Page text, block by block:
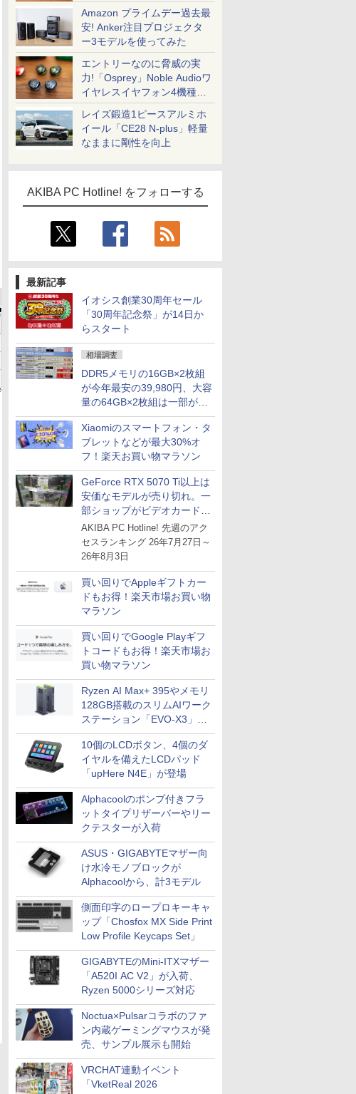
Amazon プライムデー過去最
安! Anker注目プロジェクタ
ー3モデルを使ってみた
エントリーなのに脅威の実
力!「Osprey」Noble Audioワ
イヤレスイヤフォン4機種を
一気に聴く
レイズ鍛造1ピースアルミホ
イール「CE28 N-plus」軽量
なままに剛性を向上
AKIBA PC Hotline! をフォローする
最新記事
イオシス創業30周年セール
「30周年記念祭」が14日か
らスタート
相場調査
DDR5メモリの16GB×2枚組
が今年最安の39,980円、大容
量の64GB×2枚組は一部が続
騰 [8月前半のメモリ価格]
Xiaomiのスマートフォン・タ
ブレットなどが最大30%オ
フ！楽天お買い物マラソン
GeForce RTX 5070 Ti以上は
安価なモデルが売り切れ。一
部ショップがビデオカードの
購入制限を実施したニュース
が注目を集める
AKIBA PC Hotline! 先週のアク
セスランキング 26年7月27日～
26年8月3日
買い回りでAppleギフトカー
ドもお得！楽天市場お買い物
マラソン
買い回りでGoogle Playギフ
トコードもお得！楽天市場お
買い物マラソン
Ryzen AI Max+ 395やメモリ
128GB搭載のスリムAIワーク
ステーション「EVO-X3」が
GMKtecから
10個のLCDボタン、4個のダ
イヤルを備えたLCDパッド
「upHere N4E」が登場
Alphacoolのポンプ付きフラ
ットタイプリザーバーやリー
クテスターが入荷
ASUS・GIGABYTEマザー向
け水冷モノブロックが
Alphacoolから、計3モデル
側面印字のロープロキーキャ
ップ「Chosfox MX Side Print
Low Profile Keycaps Set」
GIGABYTEのMini-ITXマザー
「A520I AC V2」が入荷、
Ryzen 5000シリーズ対応
Noctua×Pulsarコラボのファ
ン内蔵ゲーミングマウスが発
売、サンプル展示も開始
VRCHAT連動イベント
「VketReal 2026